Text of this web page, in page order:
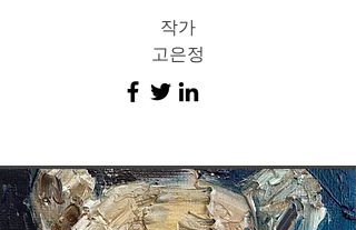
작가
고은정